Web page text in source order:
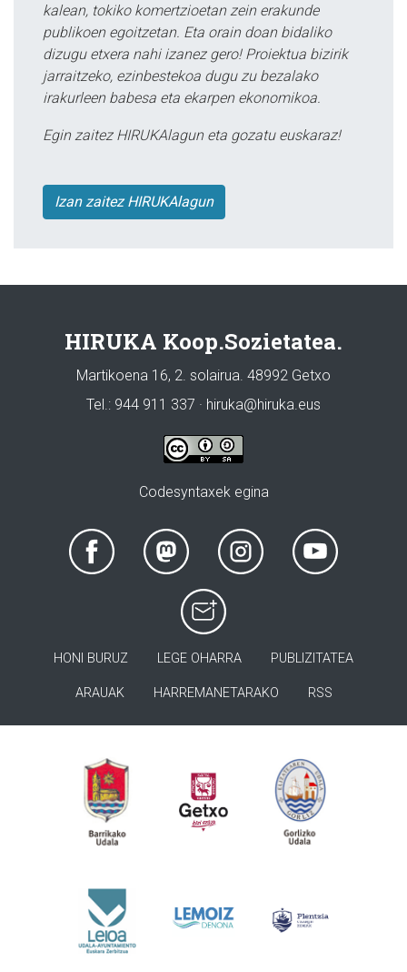
kalean, tokiko komertzioetan zein erakunde
publikoen egoitzetan. Eta orain doan bidaliko
dizugu etxera nahi izanez gero! Proiektua bizirik
jarraitzeko, ezinbestekoa dugu zu bezalako
irakurleen babesa eta ekarpen ekonomikoa.
Egin zaitez HIRUKAlagun eta gozatu euskaraz!
Izan zaitez HIRUKAlagun
HIRUKA Koop.Sozietatea.
Martikoena 16, 2. solairua. 48992 Getxo
Tel.: 944 911 337 · hiruka@hiruka.eus
Codesyntaxek egina
HONI BURUZ LEGE OHARRA PUBLIZITATEA
ARAUAK HARREMANETARAKO RSS